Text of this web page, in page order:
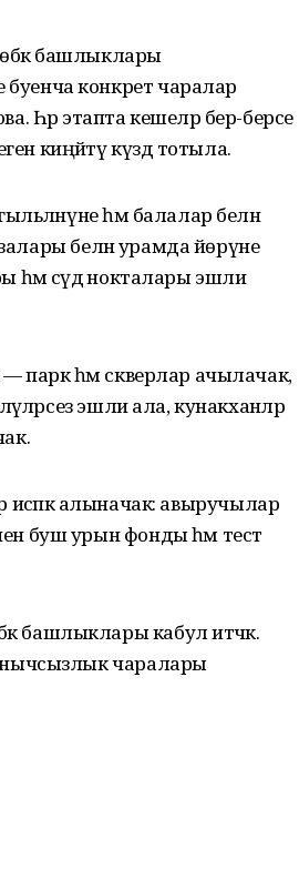
башлыклары
конкрет чаралар
Һәр этапта кешеләр бер-берсе
киңәйтү күздә тотыла.
һәм балалар белән
белән урамда йөрүне
һәм сәүдә нокталары эшли
— парк һәм скверлар ачылачак,
эшли ала, кунакханәләр
исәпкә алыначак: авыручылар
буш урын фонды һәм тест
башлыклары кабул итәчәк.
чаралары